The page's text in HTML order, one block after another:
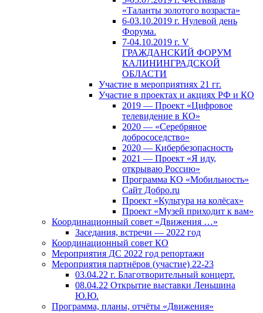
«Таланты золотого возраста»
6-03.10.2019 г. Нулевой день
Форума.
7-04.10.2019 г. V
ГРАЖДАНСКИЙ ФОРУМ
КАЛИНИНГРАДСКОЙ
ОБЛАСТИ
Участие в мероприятиях 21 гг.
Участие в проектах и акциях РФ и КО
2019 — Проект «Цифровое
телевидение в КО»
2020 — «Серебряное
добрососедство»
2020 — Кибербезопасность
2021 — Проект «Я иду,
открываю Россию»
Программа КО «Мобильность»
Сайт Добро.ru
Проект «Культура на колёсах»
Проект «Музей приходит к вам»
Координационный совет «Движения …»
Заседания, встречи — 2022 год
Координационный совет КО
Мероприятия ДС 2022 год репортажи
Мероприятия партнёров (участие) 22-23
03.04.22 г. Благотворительный концерт.
08.04.22 Открытие выставки Леньшина
Ю.Ю.
Программа, планы, отчёты «Движения»